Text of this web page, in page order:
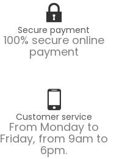
Secure payment
100% secure online
payment
Customer service
From Monday to
Friday, from 9am to
6pm.